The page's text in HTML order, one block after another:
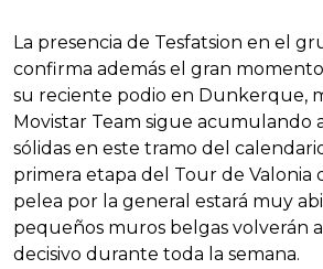
La presencia de Tesfatsion en el
confirma además el gran
su reciente podio en Dunkerque,
Movistar Team sigue acumulando
sólidas en este tramo del
primera etapa del Tour de Valonia
pelea por la general estará muy
pequeños muros belgas volverán
decisivo durante toda la semana.